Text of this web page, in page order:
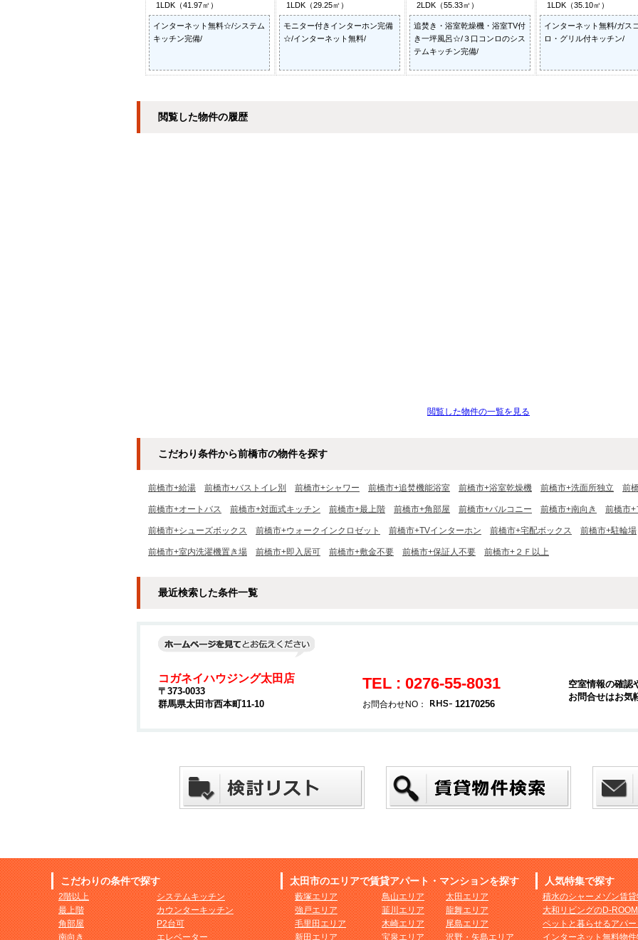
1LDK（41.97㎡）
インターネット無料☆/システム
キッチン完備/
1LDK（29.25㎡）
モニター付きインターホン完備
☆/インターネット無料/
2LDK（55.33㎡）
追焚き・浴室乾燥機・浴室TV付
き一坪風呂☆/３口コンロのシス
テムキッチン完備/
1LDK（35.10㎡）
インターネット無料/ガス
ロ・グリル付キッチン/
閲覧した物件の履歴
閲覧した物件の一覧を見る
こだわり条件から前橋市の物件を探す
前橋市+給湯 前橋市+バストイレ別 前橋市+シャワー 前橋市+追焚機能浴室 前橋市+浴室乾燥機 前橋市+洗面所独立 前
前橋市+オートバス 前橋市+対面式キッチン 前橋市+最上階 前橋市+角部屋 前橋市+バルコニー 前橋市+南向き 前橋市+
前橋市+シューズボックス 前橋市+ウォークインクロゼット 前橋市+TVインターホン 前橋市+宅配ボックス 前橋市+駐輪場
前橋市+室内洗濯機置き場 前橋市+即入居可 前橋市+敷金不要 前橋市+保証人不要 前橋市+２Ｆ以上
最近検索した条件一覧
コガネイハウジング太田店
〒373-0033
群馬県太田市西本町11-10
TEL : 0276-55-8031
お問合わせNO： 12170256
空室情報の確認
お問合せはお気
こだわりの条件で探す
2階以上
最上階
角部屋
南向き
システムキッチン
カウンターキッチン
P2台可
エレベーター
太田市のエリアで賃貸アパート・マンションを探す
藪塚エリア
強戸エリア
毛里田エリア
新田エリア
鳥山エリア
韮川エリア
木崎エリア
宝泉エリア
太田エリア
龍舞エリア
尾島エリア
沢野・矢島エリア
人気特集で探す
積水のシャーメゾン賃
大和リビングのD-
ペットと暮らせるアパ
インターネット無料物